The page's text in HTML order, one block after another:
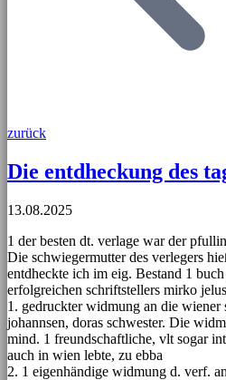
zurück
Die entdheckung des
13.08.2025
1 der besten dt. verlage war der
Die schwiegermutter des verlegers
entdheckte ich im eig. Bestand 1
erfolgreichen schriftstellers mirko
1. gedruckter widmung an die wiener
johannsen, doras schwester. Die
mind. 1 freundschaftliche, vlt sogar
auch in wien lebte, zu ebba
2. 1 eigenhändige widmung d. verf.